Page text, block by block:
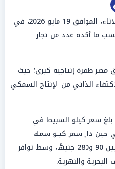
حافظت أسعار السمك اليوم الثلاثاء، الموافق 19 مايو 2026، في
ما أكده عدد من تجار
مصر طفرة إنتاجية كبرى؛ حيث
الذاتي من الإنتاج السمكي
بلغ سعر كيلو السبيط في
250 جنيهاً، في حين دار سعر كيلو سمك
الثعابين حول مستويات تتراوح بين 90 و280 جنيهًا، وسط توافر
والنهرية.